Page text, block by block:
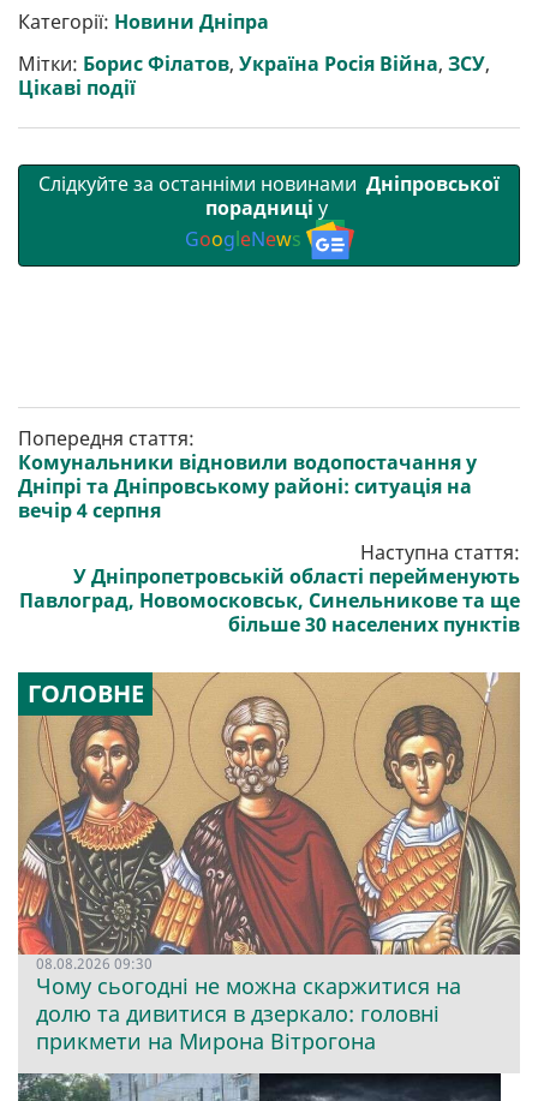
р
и
т
и
b
o
o
k
t
e
r
l g
r
a
m
p
p
Категорії: Новини Дніпра
Мітки: Борис Філатов, Україна Росія Війна, ЗСУ,
Цікаві події
Слідкуйте за останніми новинами Дніпровської
порадниці у
GoogleNews
Попередня стаття:
Комунальники відновили водопостачання у
Дніпрі та Дніпровському районі: ситуація на
вечір 4 серпня
Наступна стаття:
У Дніпропетровській області перейменують
Павлоград, Новомосковськ, Синельникове та ще
більше 30 населених пунктів
ГОЛОВНЕ
08.08.2026 09:30
Чому сьогодні не можна скаржитися на
долю та дивитися в дзеркало: головні
прикмети на Мирона Вітрогона